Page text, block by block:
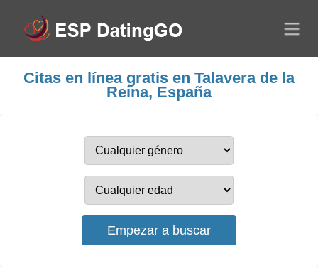
Citas en línea gratis en Talavera de la
Reina, España